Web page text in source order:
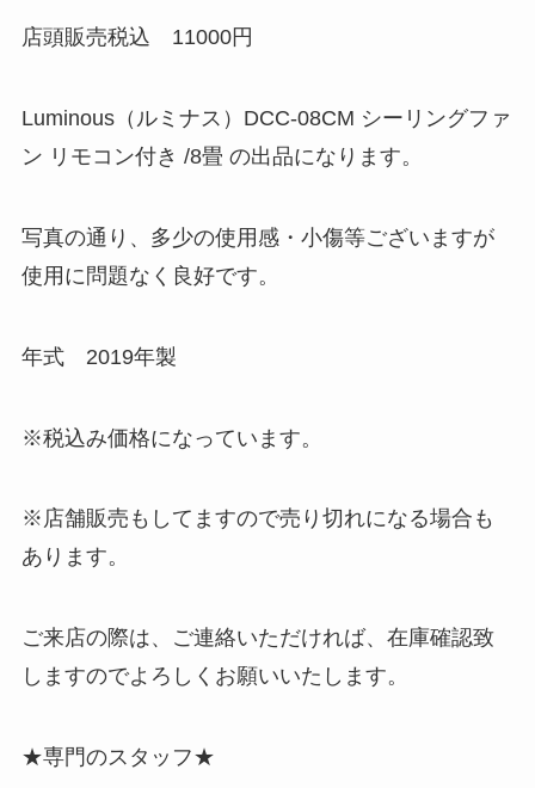
店頭販売税込 11000円
Luminous（ルミナス）DCC-08CM シーリングファ
ン リモコン付き /8畳 の出品になります。
写真の通り、多少の使用感・小傷等ございますが
使用に問題なく良好です。
年式 2019年製
※税込み価格になっています。
※店舗販売もしてますので売り切れになる場合も
あります。
ご来店の際は、ご連絡いただければ、在庫確認致
しますのでよろしくお願いいたします。
★専門のスタッフ★